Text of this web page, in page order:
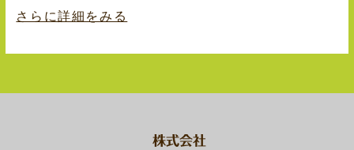
さらに詳細をみる